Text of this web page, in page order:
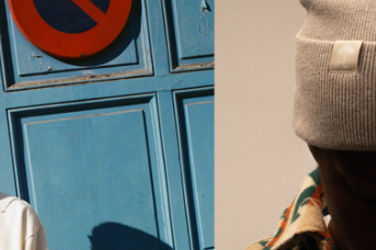
2026.07.31